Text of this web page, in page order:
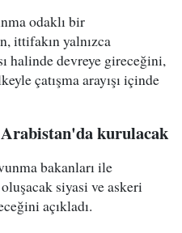
odaklı bir
ittifakın yalnızca
halinde devreye gireceğini,
çatışma arayışı içinde
kurulacak
bakanları ile
siyasi ve askeri
açıkladı.